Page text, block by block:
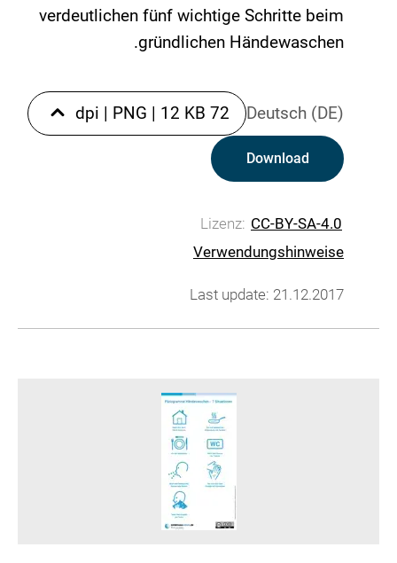
verdeutlichen fünf wichtige Schritte beim
gründlichen Händewaschen.
Deutsch (DE)
72 dpi
| PNG | 12 KB
Download
Lizenz: CC-BY-SA-4.0
Verwendungshinweise
Last update: 21.12.2017